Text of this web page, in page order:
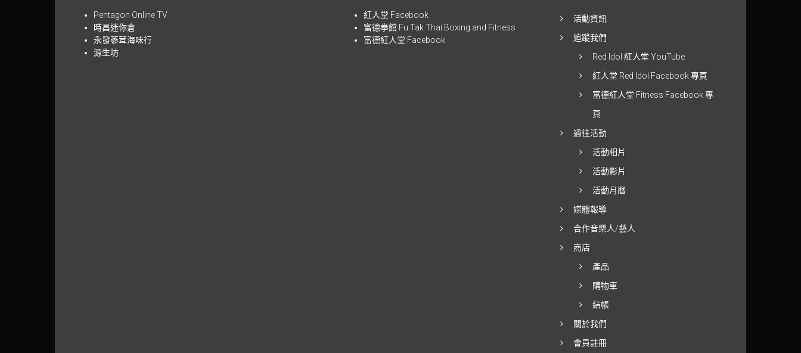
Pentagon Online TV
時昌迷你倉
永發蔘茸海味行
源生坊
紅人堂 Facebook
富德拳館 Fu Tak Thai Boxing and Fitness
富德紅人堂 Facebook
活動資訊
追蹤我們
Red Idol 紅人堂 YouTube
紅人堂 Red Idol Facebook 專頁
富德紅人堂 Fitness Facebook 專
頁
過往活動
活動相片
活動影片
活動月曆
媒體報導
合作音樂人/藝人
商店
產品
購物車
結帳
關於我們
會員註冊